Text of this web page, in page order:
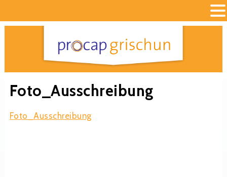
Foto_Ausschreibung
Foto_Ausschreibung